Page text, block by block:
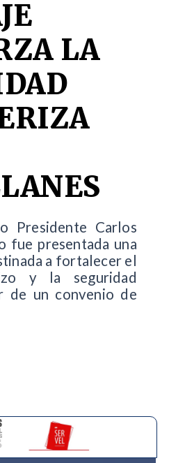
LA
Presidente Carlos
fue presentada una
a fortalecer el
y la seguridad
de un convenio de